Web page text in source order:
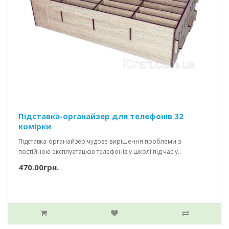
Підставка-органайзер для телефонів 32
комірки
Підставка-органайзер чудове вирішення проблеми з
постійною експлуатацією телефонів у школі під час у..
470.00грн.